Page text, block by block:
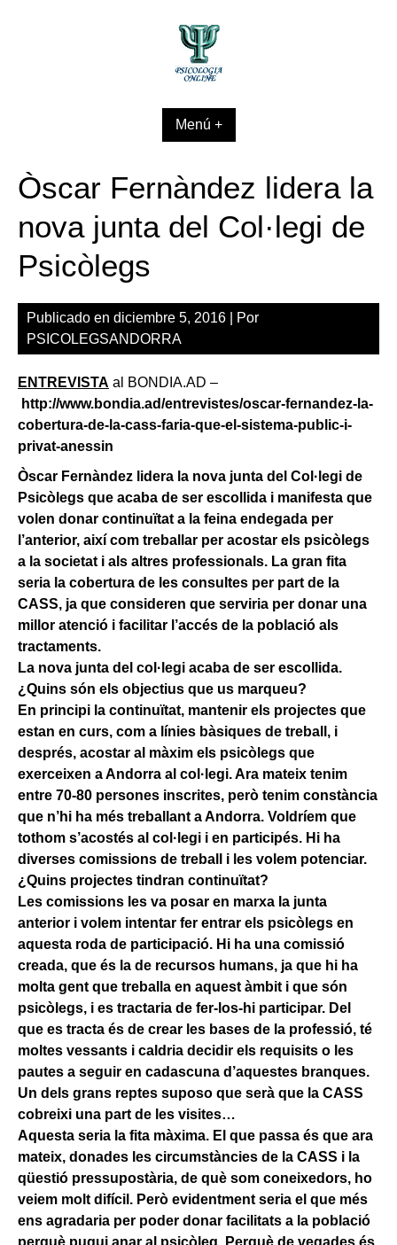
Menú +
Òscar Fernàndez lidera la
nova junta del Col·legi de
Psicòlegs
Publicado en diciembre 5, 2016 | Por
PSICOLEGSANDORRA
ENTREVISTA al BONDIA.AD –
http://www.bondia.ad/entrevistes/oscar-fernandez-la-
cobertura-de-la-cass-faria-que-el-sistema-public-i-
privat-anessin
Òscar Fernàndez lidera la nova junta del Col·legi de
Psicòlegs que acaba de ser escollida i manifesta que
volen donar continuïtat a la feina endegada per
l’anterior, així com treballar per acostar els psicòlegs
a la societat i als altres professionals. La gran fita
seria la cobertura de les consultes per part de la
CASS, ja que consideren que serviria per donar una
millor atenció i facilitar l’accés de la població als
tractaments.
La nova junta del col·legi acaba de ser escollida.
¿Quins són els objectius que us marqueu?
En principi la continuïtat, mantenir els projectes que
estan en curs, com a línies bàsiques de treball, i
després, acostar al màxim els psicòlegs que
exerceixen a Andorra al col·legi. Ara mateix tenim
entre 70-80 persones inscrites, però tenim constància
que n’hi ha més treballant a Andorra. Voldríem que
tothom s’acostés al col·legi i en participés. Hi ha
diverses comissions de treball i les volem potenciar.
¿Quins projectes tindran continuïtat?
Les comissions les va posar en marxa la junta
anterior i volem intentar fer entrar els psicòlegs en
aquesta roda de participació. Hi ha una comissió
creada, que és la de recursos humans, ja que hi ha
molta gent que treballa en aquest àmbit i que són
psicòlegs, i es tractaria de fer-los-hi participar. Del
que es tracta és de crear les bases de la professió, té
moltes vessants i caldria decidir els requisits o les
pautes a seguir en cadascuna d’aquestes branques.
Un dels grans reptes suposo que serà que la CASS
cobreixi una part de les visites…
Aquesta seria la fita màxima. El que passa és que ara
mateix, donades les circumstàncies de la CASS i la
qüestió pressupostària, de què som coneixedors, ho
veiem molt difícil. Però evidentment seria el que més
ens agradaria per poder donar facilitats a la població
perquè pugui anar al psicòleg. Perquè de vegades és